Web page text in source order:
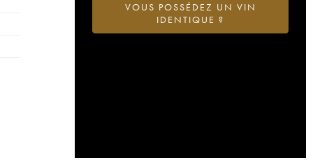
VOUS POSSÉDEZ UN VIN
IDENTIQUE ?